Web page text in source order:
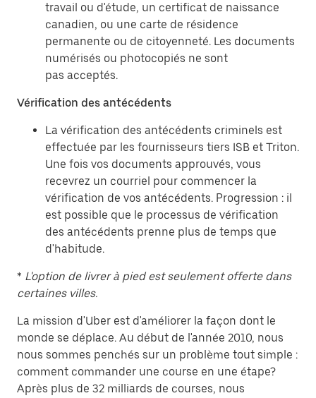
travail ou d'étude, un certificat de naissance
canadien, ou une carte de résidence
permanente ou de citoyenneté. Les documents
numérisés ou photocopiés ne sont
pas acceptés.
Vérification des antécédents
La vérification des antécédents criminels est
effectuée par les fournisseurs tiers ISB et Triton.
Une fois vos documents approuvés, vous
recevrez un courriel pour commencer la
vérification de vos antécédents. Progression : il
est possible que le processus de vérification
des antécédents prenne plus de temps que
d'habitude.
* L'option de livrer à pied est seulement offerte dans
certaines villes.
La mission d'Uber est d'améliorer la façon dont le
monde se déplace. Au début de l'année 2010, nous
nous sommes penchés sur un problème tout simple :
comment commander une course en une étape?
Après plus de 32 milliards de courses, nous